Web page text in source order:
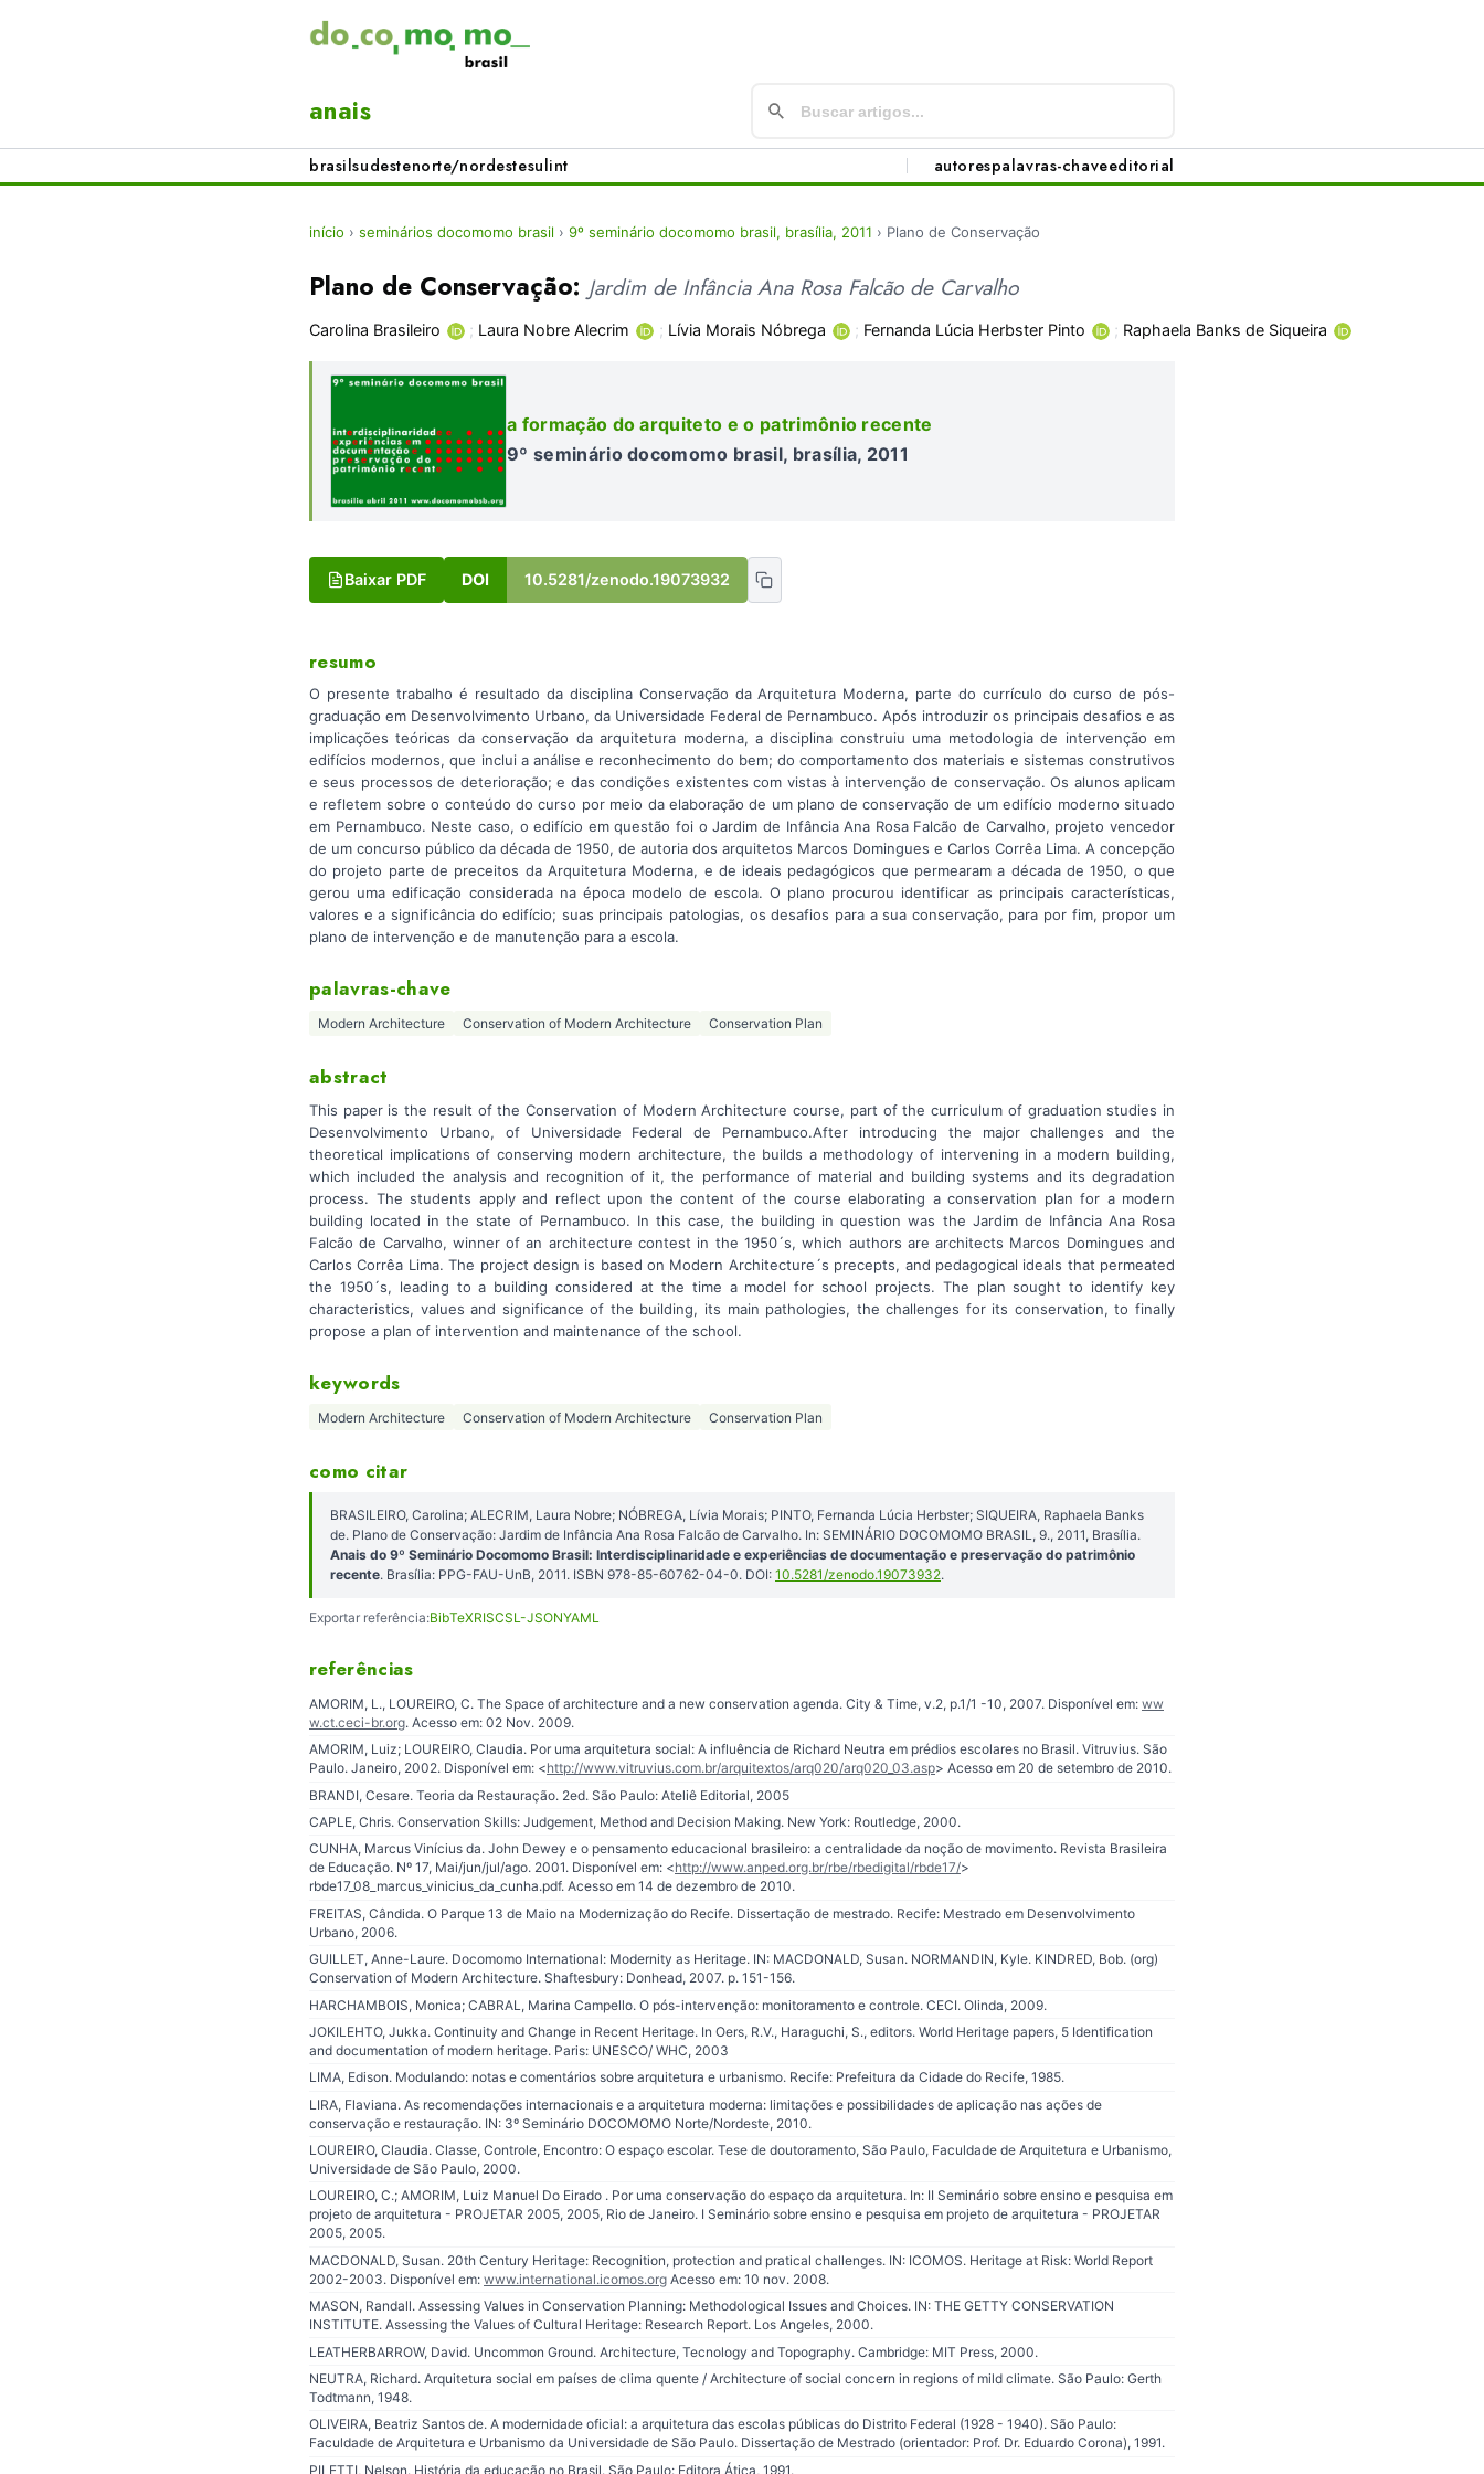
anais
brasilsudestenorte/nordestesulint autorespalavras-chaveeditorial
início › seminários docomomo brasil › 9º seminário docomomo brasil, brasília, 2011 › Plano de Conservação
Plano de Conservação: Jardim de Infância Ana Rosa Falcão de Carvalho
Carolina Brasileiro ; Laura Nobre Alecrim ; Lívia Morais Nóbrega ; Fernanda Lúcia Herbster Pinto ; Raphaela Banks de Siqueira
a formação do arquiteto e o patrimônio recente
9º seminário docomomo brasil, brasília, 2011
Baixar PDF DOI 10.5281/zenodo.19073932
resumo
O presente trabalho é resultado da disciplina Conservação da Arquitetura Moderna, parte do currículo do curso de pós-
graduação em Desenvolvimento Urbano, da Universidade Federal de Pernambuco. Após introduzir os principais desafios e as
implicações teóricas da conservação da arquitetura moderna, a disciplina construiu uma metodologia de intervenção em
edifícios modernos, que inclui a análise e reconhecimento do bem; do comportamento dos materiais e sistemas construtivos
e seus processos de deterioração; e das condições existentes com vistas à intervenção de conservação. Os alunos aplicam
e refletem sobre o conteúdo do curso por meio da elaboração de um plano de conservação de um edifício moderno situado
em Pernambuco. Neste caso, o edifício em questão foi o Jardim de Infância Ana Rosa Falcão de Carvalho, projeto vencedor
de um concurso público da década de 1950, de autoria dos arquitetos Marcos Domingues e Carlos Corrêa Lima. A concepção
do projeto parte de preceitos da Arquitetura Moderna, e de ideais pedagógicos que permearam a década de 1950, o que
gerou uma edificação considerada na época modelo de escola. O plano procurou identificar as principais características,
valores e a significância do edifício; suas principais patologias, os desafios para a sua conservação, para por fim, propor um
plano de intervenção e de manutenção para a escola.
palavras-chave
Modern Architecture Conservation of Modern Architecture Conservation Plan
abstract
This paper is the result of the Conservation of Modern Architecture course, part of the curriculum of graduation studies in
Desenvolvimento Urbano, of Universidade Federal de Pernambuco.After introducing the major challenges and the
theoretical implications of conserving modern architecture, the builds a methodology of intervening in a modern building,
which included the analysis and recognition of it, the performance of material and building systems and its degradation
process. The students apply and reflect upon the content of the course elaborating a conservation plan for a modern
building located in the state of Pernambuco. In this case, the building in question was the Jardim de Infância Ana Rosa
Falcão de Carvalho, winner of an architecture contest in the 1950´s, which authors are architects Marcos Domingues and
Carlos Corrêa Lima. The project design is based on Modern Architecture´s precepts, and pedagogical ideals that permeated
the 1950´s, leading to a building considered at the time a model for school projects. The plan sought to identify key
characteristics, values and significance of the building, its main pathologies, the challenges for its conservation, to finally
propose a plan of intervention and maintenance of the school.
keywords
Modern Architecture Conservation of Modern Architecture Conservation Plan
como citar
BRASILEIRO, Carolina; ALECRIM, Laura Nobre; NÓBREGA, Lívia Morais; PINTO, Fernanda Lúcia Herbster; SIQUEIRA, Raphaela Banks
de. Plano de Conservação: Jardim de Infância Ana Rosa Falcão de Carvalho. In: SEMINÁRIO DOCOMOMO BRASIL, 9., 2011, Brasília.
Anais do 9º Seminário Docomomo Brasil: Interdisciplinaridade e experiências de documentação e preservação do patrimônio
recente. Brasília: PPG-FAU-UnB, 2011. ISBN 978-85-60762-04-0. DOI: 10.5281/zenodo.19073932.
Exportar referência:BibTeXRISCSL-JSONYAML
referências
AMORIM, L., LOUREIRO, C. The Space of architecture and a new conservation agenda. City & Time, v.2, p.1/1 -10, 2007. Disponível em: ww
w.ct.ceci-br.org. Acesso em: 02 Nov. 2009.
AMORIM, Luiz; LOUREIRO, Claudia. Por uma arquitetura social: A influência de Richard Neutra em prédios escolares no Brasil. Vitruvius. São
Paulo. Janeiro, 2002. Disponível em: <http://www.vitruvius.com.br/arquitextos/arq020/arq020_03.asp> Acesso em 20 de setembro de 2010.
BRANDI, Cesare. Teoria da Restauração. 2ed. São Paulo: Ateliê Editorial, 2005
CAPLE, Chris. Conservation Skills: Judgement, Method and Decision Making. New York: Routledge, 2000.
CUNHA, Marcus Vinícius da. John Dewey e o pensamento educacional brasileiro: a centralidade da noção de movimento. Revista Brasileira
de Educação. Nº 17, Mai/jun/jul/ago. 2001. Disponível em: <http://www.anped.org.br/rbe/rbedigital/rbde17/>
rbde17_08_marcus_vinicius_da_cunha.pdf. Acesso em 14 de dezembro de 2010.
FREITAS, Cândida. O Parque 13 de Maio na Modernização do Recife. Dissertação de mestrado. Recife: Mestrado em Desenvolvimento
Urbano, 2006.
GUILLET, Anne-Laure. Docomomo International: Modernity as Heritage. IN: MACDONALD, Susan. NORMANDIN, Kyle. KINDRED, Bob. (org)
Conservation of Modern Architecture. Shaftesbury: Donhead, 2007. p. 151-156.
HARCHAMBOIS, Monica; CABRAL, Marina Campello. O pós-intervenção: monitoramento e controle. CECI. Olinda, 2009.
JOKILEHTO, Jukka. Continuity and Change in Recent Heritage. In Oers, R.V., Haraguchi, S., editors. World Heritage papers, 5 Identification
and documentation of modern heritage. Paris: UNESCO/ WHC, 2003
LIMA, Edison. Modulando: notas e comentários sobre arquitetura e urbanismo. Recife: Prefeitura da Cidade do Recife, 1985.
LIRA, Flaviana. As recomendações internacionais e a arquitetura moderna: limitações e possibilidades de aplicação nas ações de
conservação e restauração. IN: 3º Seminário DOCOMOMO Norte/Nordeste, 2010.
LOUREIRO, Claudia. Classe, Controle, Encontro: O espaço escolar. Tese de doutoramento, São Paulo, Faculdade de Arquitetura e Urbanismo,
Universidade de São Paulo, 2000.
LOUREIRO, C.; AMORIM, Luiz Manuel Do Eirado . Por uma conservação do espaço da arquitetura. In: II Seminário sobre ensino e pesquisa em
projeto de arquitetura - PROJETAR 2005, 2005, Rio de Janeiro. I Seminário sobre ensino e pesquisa em projeto de arquitetura - PROJETAR
2005, 2005.
MACDONALD, Susan. 20th Century Heritage: Recognition, protection and pratical challenges. IN: ICOMOS. Heritage at Risk: World Report
2002-2003. Disponível em: www.international.icomos.org Acesso em: 10 nov. 2008.
MASON, Randall. Assessing Values in Conservation Planning: Methodological Issues and Choices. IN: THE GETTY CONSERVATION
INSTITUTE. Assessing the Values of Cultural Heritage: Research Report. Los Angeles, 2000.
LEATHERBARROW, David. Uncommon Ground. Architecture, Tecnology and Topography. Cambridge: MIT Press, 2000.
NEUTRA, Richard. Arquitetura social em países de clima quente / Architecture of social concern in regions of mild climate. São Paulo: Gerth
Todtmann, 1948.
OLIVEIRA, Beatriz Santos de. A modernidade oficial: a arquitetura das escolas públicas do Distrito Federal (1928 - 1940). São Paulo:
Faculdade de Arquitetura e Urbanismo da Universidade de São Paulo. Dissertação de Mestrado (orientador: Prof. Dr. Eduardo Corona), 1991.
PILETTI, Nelson. História da educação no Brasil. São Paulo: Editora Ática, 1991.